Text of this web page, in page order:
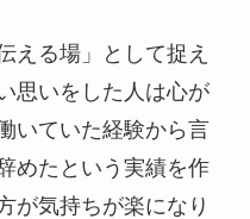
える場」として捉え
思いをした人は心が
いていた経験から言
めたという実績を作
が気持ちが楽になり